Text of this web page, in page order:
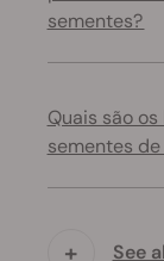
sementes?
Quais são
sementes de
+ See